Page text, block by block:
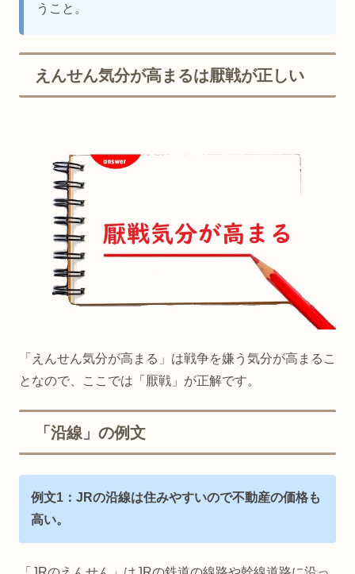
うこと。
えんせん気分が高まるは厭戦が正しい
「えんせん気分が高まる」は戦争を嫌う気分が高まるこ
となので、ここでは「厭戦」が正解です。
「沿線」の例文
例文1：JRの沿線は住みやすいので不動産の価格も
高い。